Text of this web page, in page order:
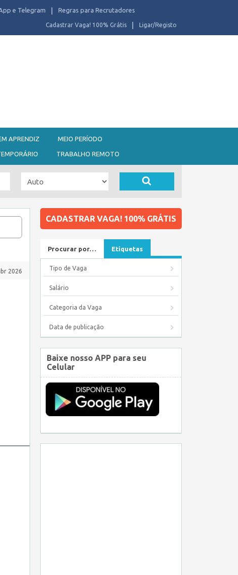
e Telegram Regras para Recrutadores
Ligar/Registo
Cadastrar Vaga! 100% Grátis
APRENDIZ MEIO PERÍODO
TRABALHO REMOTO
2026
CADASTRAR VAGA! 100% GRÁTIS
Procurar por… Etiquetas
Tipo de Vaga
Salário
Categoria da Vaga
Data de publicação
Baixe nosso APP para seu
Celular